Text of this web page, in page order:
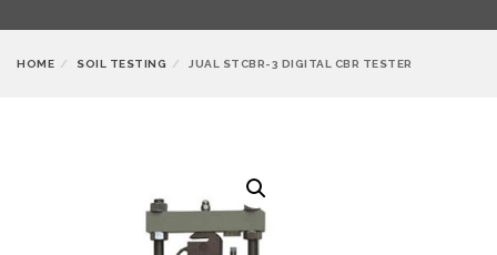
HOME SOIL TESTING JUAL STCBR-3 DIGITAL CBR TESTER